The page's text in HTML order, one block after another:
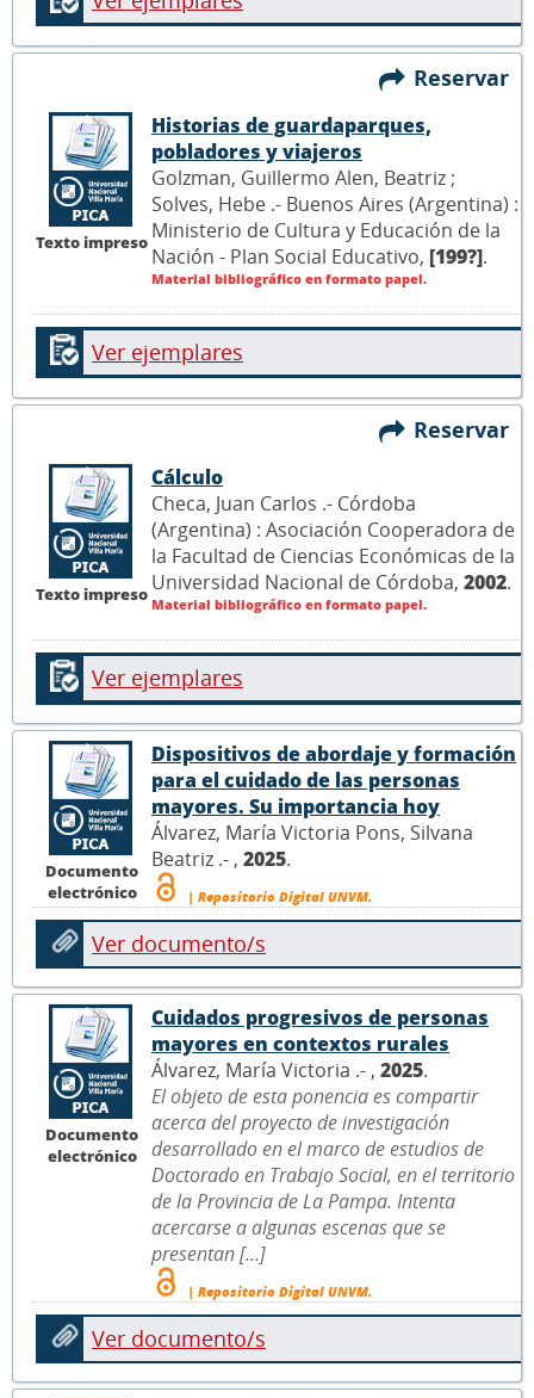
Reservar
Texto impreso
Historias de guardaparques,
pobladores y viajeros
Golzman, Guillermo Alen, Beatriz ;
Solves, Hebe .- Buenos Aires (Argentina) :
Ministerio de Cultura y Educación de la
Nación - Plan Social Educativo, [199?].
Material bibliográfico en formato papel.
Ver ejemplares
Reservar
Texto impreso
Cálculo
Checa, Juan Carlos .- Córdoba
(Argentina) : Asociación Cooperadora de
la Facultad de Ciencias Económicas de la
Universidad Nacional de Córdoba, 2002.
Material bibliográfico en formato papel.
Ver ejemplares
Documento
electrónico
Dispositivos de abordaje y formación
para el cuidado de las personas
mayores. Su importancia hoy
Álvarez, María Victoria Pons, Silvana
Beatriz .- , 2025.
| Repositorio Digital UNVM.
Ver documento/s
Documento
electrónico
Cuidados progresivos de personas
mayores en contextos rurales
Álvarez, María Victoria .- , 2025.
El objeto de esta ponencia es compartir
acerca del proyecto de investigación
desarrollado en el marco de estudios de
Doctorado en Trabajo Social, en el territorio
de la Provincia de La Pampa. Intenta
acercarse a algunas escenas que se
presentan [...]
| Repositorio Digital UNVM.
Ver documento/s